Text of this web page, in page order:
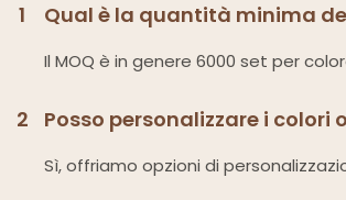
1 Qual è la quantità minima
Il MOQ è in genere 6000 set per
2 Posso personalizzare i
Sì, offriamo opzioni di